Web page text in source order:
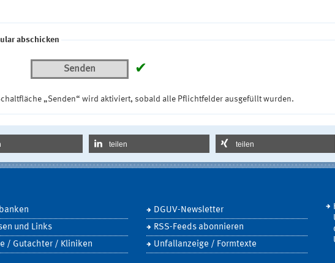
abschicken
Senden ✔
„Senden“ wird aktiviert, sobald alle Pflichtfelder ausgefüllt wurden.
teilen teilen
und Links
/ Gutachter / Kliniken
DGUV-Newsletter
RSS-Feeds abonnieren
Unfallanzeige / Formtexte